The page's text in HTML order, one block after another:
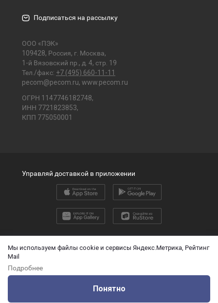
Мы используем файлы cookie и сервисы Яндекс.Метрика, Рейтинг
Mail
Подробнее
Понятно
Подписаться на рассылку
ООО «ПЭК»
109428, Россия, г. Москва,
1-й Вязовский пр., д. 4, стр. 19
Тел./факс: +7 (495) 660-11-11
pecom@pecom.ru, www.pecom.ru
ОГРН 1147746182748,
ИНН 7721823853,
КПП 775050001
2026 © ООО «ПЭК»
О защите персональных данных
Технические данные для ИИ
Управляй доставкой в приложении